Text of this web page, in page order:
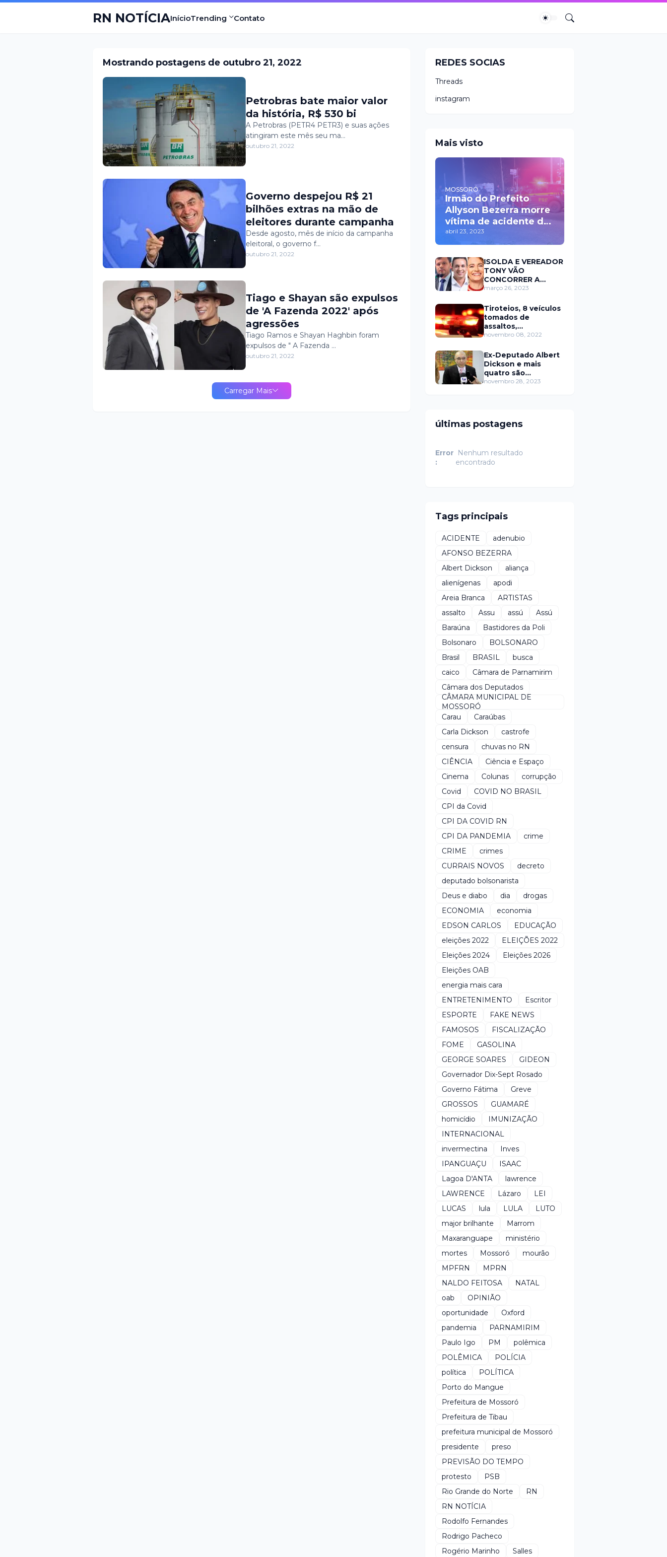
RN NOTÍCIAInícioTrending Contato
Mostrando postagens de outubro 21, 2022
Petrobras bate maior valor
da história, R$ 530 bi
A Petrobras (PETR4 PETR3) e suas ações
atingiram este mês seu ma…
outubro 21, 2022
Governo despejou R$ 21
bilhões extras na mão de
eleitores durante campanha
Desde agosto, mês de início da campanha
eleitoral, o governo f…
outubro 21, 2022
Tiago e Shayan são expulsos
de 'A Fazenda 2022' após
agressões
Tiago Ramos e Shayan Haghbin foram
expulsos de " A Fazenda …
outubro 21, 2022
Carregar Mais
REDES SOCIAS
Threads
instagram
Mais visto
MOSSORÓ
Irmão do Prefeito
Allyson Bezerra morre
vítima de acidente de
trânsito durante a
madrugada na BR 110
em Mossoró
abril 23, 2023
ISOLDA E VEREADOR
TONY VÃO
CONCORRER A
PREFEITURA DE
março 26, 2023
Tiroteios, 8 veículos
tomados de
assaltos,
ARRASTÕES em
encontrado morto
novembro 08, 2022
Ex-Deputado Albert
Dickson e mais
quatro são
condenados por
novembro 28, 2023
últimas postagens
Error
:
Nenhum resultado
encontrado
Tags principais
ACIDENTE
adenubio
AFONSO BEZERRA
Albert Dickson
aliança
alienígenas
apodi
Areia Branca
ARTISTAS
assalto
Assu assú
Assú
Baraúna
Bastidores da Poli
Bolsonaro
BOLSONARO
Brasil
BRASIL
busca
caico
Câmara de Parnamirim
Câmara dos Deputados
CÂMARA MUNICIPAL DE
MOSSORÓ
Carau
Caraúbas
Carla Dickson
castrofe
censura
chuvas no RN
CIÊNCIA
Ciência e Espaço
Cinema
Colunas
corrupção
Covid
COVID NO BRASIL
CPI da Covid
CPI DA COVID RN
CPI DA PANDEMIA
crime
CRIME
crimes
CURRAIS NOVOS
decreto
deputado bolsonarista
Deus e diabo
dia
drogas
ECONOMIA
economia
EDSON CARLOS
EDUCAÇÃO
eleições 2022
ELEIÇÕES 2022
Eleições 2024
Eleições 2026
Eleições OAB
energia mais cara
ENTRETENIMENTO
Escritor
ESPORTE
FAKE NEWS
FAMOSOS
FISCALIZAÇÃO
FOME
GASOLINA
GEORGE SOARES
GIDEON
Governador Dix-Sept Rosado
Governo Fátima
Greve
GROSSOS
GUAMARÉ
homicídio
IMUNIZAÇÃO
INTERNACIONAL
invermectina
Inves
IPANGUAÇU
ISAAC
Lagoa D'ANTA
lawrence
LAWRENCE
Lázaro
LEI
LUCAS
lula LULA
LUTO
major brilhante
Marrom
Maxaranguape
ministério
mortes
Mossoró
mourão
MPFRN
MPRN
NALDO FEITOSA
NATAL
oab
OPINIÃO
oportunidade
Oxford
pandemia
PARNAMIRIM
Paulo Igo
PM
polêmica
POLÊMICA
POLÍCIA
política
POLÍTICA
Porto do Mangue
Prefeitura de Mossoró
Prefeitura de Tibau
prefeitura municipal de Mossoró
presidente
preso
PREVISÃO DO TEMPO
protesto
PSB
Rio Grande do Norte
RN
RN NOTÍCIA
Rodolfo Fernandes
Rodrigo Pacheco
Rogério Marinho
Salles